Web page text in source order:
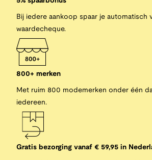
Bij iedere aankoop spaar je automatisch
waardecheque.
800+ merken
Met ruim 800 modemerken onder één
iedereen.
Gratis bezorging vanaf € 59,95 in